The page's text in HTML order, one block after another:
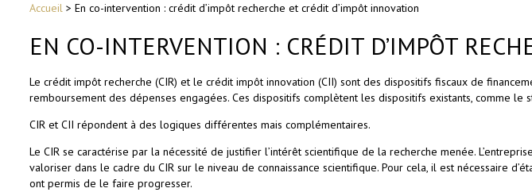
Accueil > En co-intervention : crédit d’impôt recherche et crédit d’impôt innovation
EN CO-INTERVENTION : CRÉDIT D’IMPÔT
Le crédit impôt recherche (CIR) et le crédit impôt innovation (CII) sont des dispositifs fiscaux de
remboursement des dépenses engagées. Ces dispositifs complètent les dispositifs existants, comme le
CIR et CII répondent à des logiques différentes mais complémentaires.
Le CIR se caractérise par la nécessité de justifier l’intérêt scientifique de la recherche menée.
valoriser dans le cadre du CIR sur le niveau de connaissance scientifique. Pour cela, il est nécessaire
ont permis de le faire progresser.